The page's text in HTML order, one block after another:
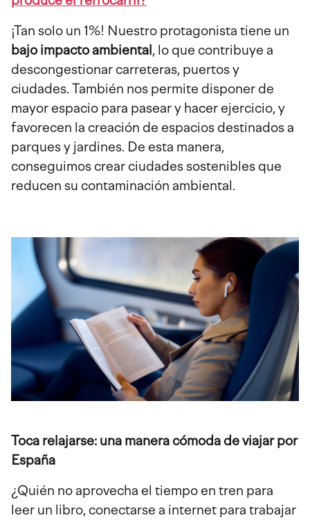
¡Tan solo un 1%! Nuestro protagonista tiene un
bajo impacto ambiental , lo que contribuye a
descongestionar carreteras, puertos y
ciudades. También nos permite disponer de
mayor espacio para pasear y hacer ejercicio, y
favorecen la creación de espacios destinados a
parques y jardines. De esta manera,
conseguimos crear ciudades sostenibles que
reducen su contaminación ambiental.
Imagen
Toca relajarse: una manera cómoda de viajar por
España
¿Quién no aprovecha el tiempo en tren para
leer un libro, conectarse a internet para trabajar